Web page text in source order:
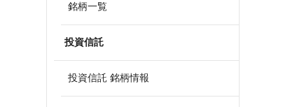
銘柄一覧
投資信託
投資信託 銘柄情報